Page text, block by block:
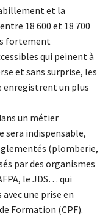
et la
18 600 et 18 700
fortement
qui peinent à
et sans surprise, les
enregistrent un plus
un métier
indispensable,
(plomberie,
par des organismes
le JDS… qui
une prise en
Formation (CPF).